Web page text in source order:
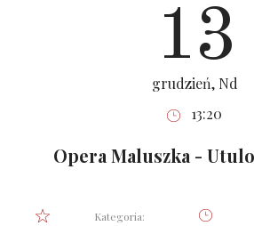
13
grudzień, Nd
13:20
Opera Maluszka -
Kategoria: